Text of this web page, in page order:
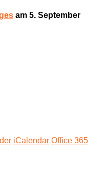
am 5. September
iCalendar Office 365